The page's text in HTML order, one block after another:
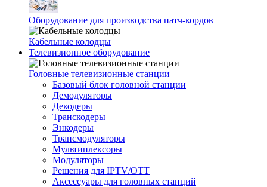
Оборудование для производства патч-кордов
Кабельные колодцы
Телевизионное оборудование
Головные телевизионные станции
Базовый блок головной станции
Демодуляторы
Декодеры
Транскодеры
Энкодеры
Трансмодуляторы
Мультиплексоры
Модуляторы
Решения для IPTV/OTT
Аксессуары для головных станций